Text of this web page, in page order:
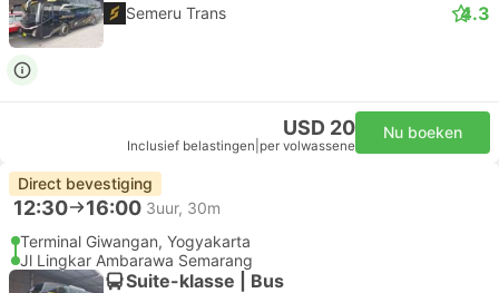
Semeru Trans 4.3
USD 20
Inclusief belastingen per volwassene
Nu boeken
Direct bevestiging
12:30 16:00 3uur, 30m
Terminal Giwangan, Yogyakarta
Jl Lingkar Ambarawa Semarang
Suite-klasse | Bus